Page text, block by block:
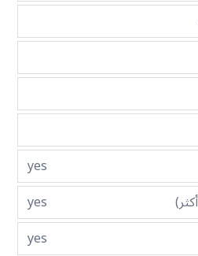
yes
yes
yes